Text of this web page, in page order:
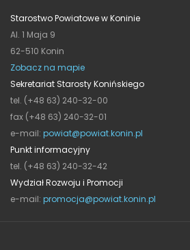
Starostwo Powiatowe w Koninie
Al. 1 Maja 9
62-510 Konin
Zobacz na mapie
Sekretariat Starosty Konińskiego
tel. (+48 63) 240-32-00
fax (+48 63) 240-32-01
e-mail: powiat@powiat.konin.pl
Punkt informacyjny
tel. (+48 63) 240-32-42
Wydział Rozwoju i Promocji
e-mail: promocja@powiat.konin.pl